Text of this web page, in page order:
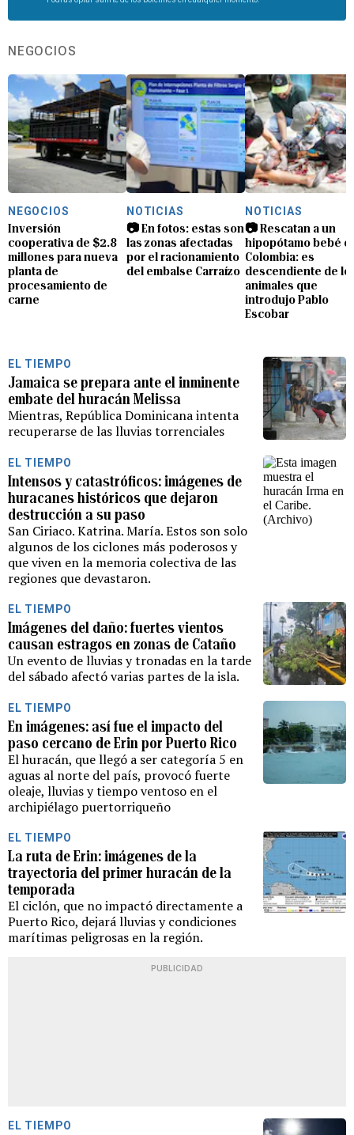
NEGOCIOS
NEGOCIOS
Inversión
cooperativa de $2.8
millones para nueva
planta de
procesamiento de
carne
NOTICIAS
📷 En fotos: estas son
las zonas afectadas
por el racionamiento
del embalse Carraízo
NOTICIAS
📷 Rescatan a un
hipopótamo bebé
Colombia: es
descendiente de
animales que
introdujo Pablo
Escobar
EL TIEMPO
Jamaica se prepara ante el inminente
embate del huracán Melissa
Mientras, República Dominicana intenta
recuperarse de las lluvias torrenciales
EL TIEMPO
Intensos y catastróficos: imágenes de
huracanes históricos que dejaron
destrucción a su paso
San Ciriaco. Katrina. María. Estos son solo
algunos de los ciclones más poderosos y
que viven en la memoria colectiva de las
regiones que devastaron.
EL TIEMPO
Imágenes del daño: fuertes vientos
causan estragos en zonas de Cataño
Un evento de lluvias y tronadas en la tarde
del sábado afectó varias partes de la isla.
EL TIEMPO
En imágenes: así fue el impacto del
paso cercano de Erin por Puerto Rico
El huracán, que llegó a ser categoría 5 en
aguas al norte del país, provocó fuerte
oleaje, lluvias y tiempo ventoso en el
archipiélago puertorriqueño
EL TIEMPO
La ruta de Erin: imágenes de la
trayectoria del primer huracán de la
temporada
El ciclón, que no impactó directamente a
Puerto Rico, dejará lluvias y condiciones
marítimas peligrosas en la región.
PUBLICIDAD
EL TIEMPO